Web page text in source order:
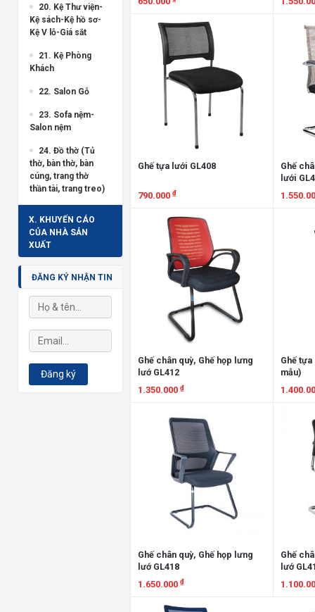
20. Kệ Thư viện-
Kệ sách-Kệ hồ sơ-
Kệ V lỗ-Giá sắt
21. Kệ Phòng
Khách
22. Salon Gỗ
23. Sofa nệm-
Salon nệm
24. Đồ thờ (Tủ
thờ, bàn thờ, bàn
cúng, trang thờ
thần tài, trang treo)
X. KHUYẾN CÁO
CỦA NHÀ SẢN
XUẤT
ĐĂNG KÝ NHẬN TIN
Đăng ký
Xem chi tiết Xem
Ghế tựa lưới GL408
790.000 ₫
Xem chi tiết
Ghế
lưới
Ghế chân quỳ, Ghế họp lưng
lướ GL412
1.350.000 ₫
Ghế
mẫu)
Ghế chân quỳ, Ghế họp lưng
lướ GL418
1.650.000 ₫
Xem chi tiết
Ghế
lướ